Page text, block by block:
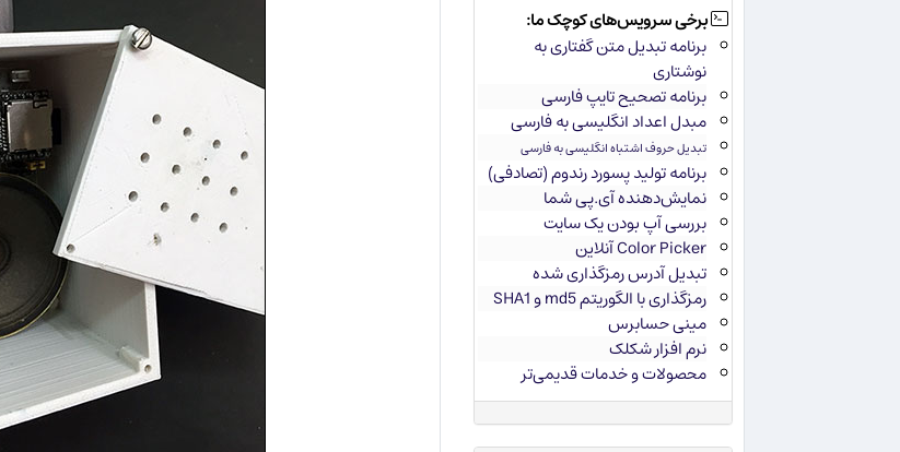
برخی سرویس‌های کوچک ما:
برنامه تبدیل متن گفتاری به
نوشتاری
برنامه تصحیح تایپ فارسی
مبدل اعداد انگلیسی به فارسی
تبدیل حروف اشتباه انگلیسی به فارسی
برنامه تولید پسورد رندوم (تصادفی)
نمایش‌دهنده آی.پی شما
بررسی آپ بودن یک سایت
Color Picker آنلاین
تبدیل آدرس رمزگذاری شده
رمزگذاری با الگوریتم md5 و SHA1
مینی حسابرس
نرم افزار شکلک
محصولات و خدمات قدیمی‌تر